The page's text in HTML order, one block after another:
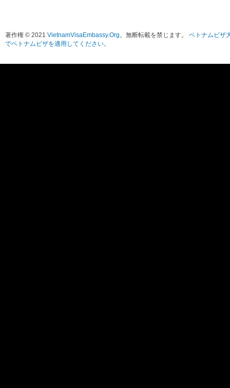
著作権 © 2021 VietnamVisaEmbassy.Org。無断転載を禁じます。 ベトナムビザ
でベトナムビザを適用してください。